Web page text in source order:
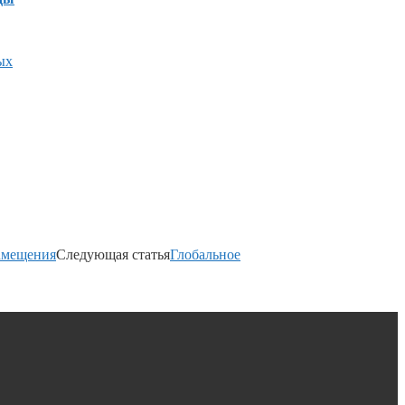
Следующая статьяГлобальное